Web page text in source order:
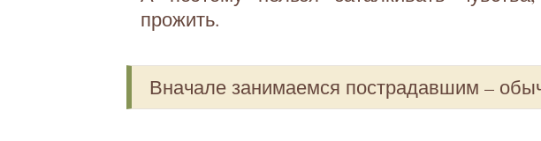
прожить.
Вначале занимаемся пострадавшим –